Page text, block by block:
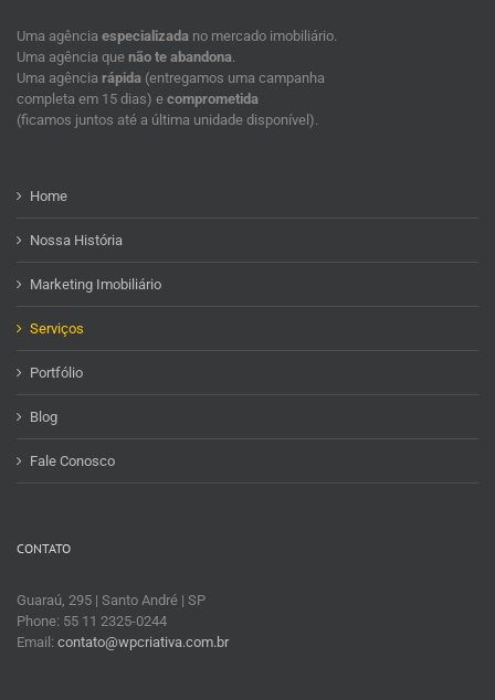
Uma agência especializada no mercado imobiliário.
Uma agência que não te abandona.
Uma agência rápida (entregamos uma campanha
completa em 15 dias) e comprometida
(ficamos juntos até a última unidade disponível).
Home
Nossa História
Marketing Imobiliário
Serviços
Portfólio
Blog
Fale Conosco
CONTATO
Guaraú, 295 | Santo André | SP
Phone: 55 11 2325-0244
Email: contato@wpcriativa.com.br